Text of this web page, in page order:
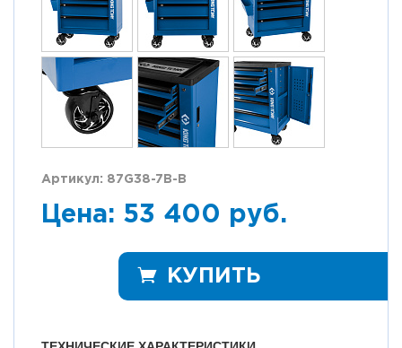
Артикул: 87G38-7B-B
Цена: 53 400 руб.
КУПИТЬ